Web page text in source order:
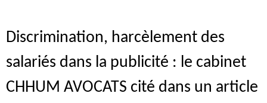
Discrimination, harcèlement des
salariés dans la publicité : le cabinet
CHHUM AVOCATS cité dans un article